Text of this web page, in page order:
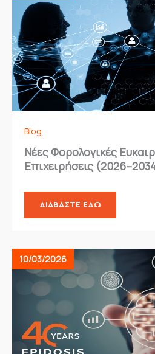
Blog
Νέες Φορολογικές
Επιχειρήσεις
ΔΙΑΒΆΣΤΕ ΕΔΏ
10/03/2026